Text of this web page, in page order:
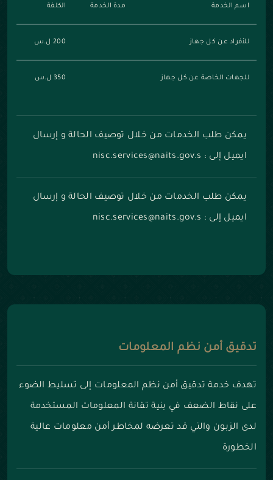
اسم الخدمة مدة الخدمة الكلفة
للأفراد عن كل جهاز 200 ل.س
للجهات الخاصة عن كل جهاز 350 ل.س
يمكن طلب الخدمات من خلال توصيف الحالة و إرسال
ايميل إلى : nisc.services@naits.gov.s
يمكن طلب الخدمات من خلال توصيف الحالة و إرسال
ايميل إلى : nisc.services@naits.gov.s
تدقيق أمن نظم المعلومات
تهدف خدمة تدقيق أمن نظم المعلومات إلى تسليط الضوء
على نقاط الضعف في بنية تقانة المعلومات المستخدمة
لدى الزبون والتي قد تعرضه لمخاطر أمن معلومات عالية
الخطورة